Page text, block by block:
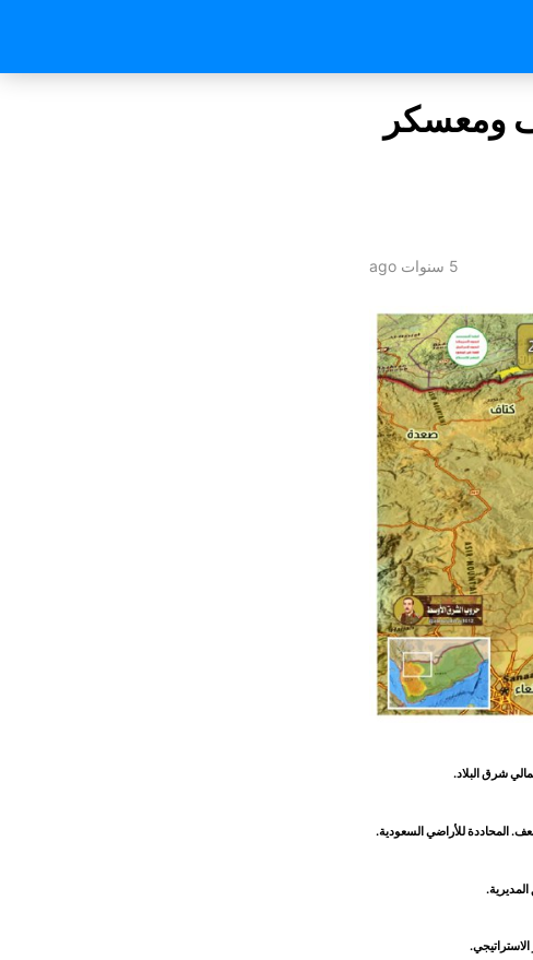
ومعسكر
5 سنوات ago
شرق البلاد.
المحاددة للأراضي السعودية.